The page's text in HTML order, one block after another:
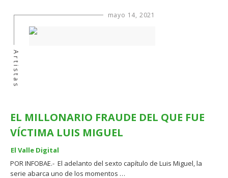
mayo 14, 2021
Artistas
EL MILLONARIO FRAUDE DEL QUE FUE
VÍCTIMA LUIS MIGUEL
El Valle Digital
POR INFOBAE.- El adelanto del sexto capítulo de Luis Miguel, la
serie abarca uno de los momentos …